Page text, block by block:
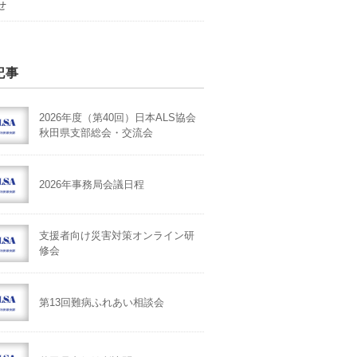
事
2026年度（第40回）日本ALS協会
秋田県支部総会・交流会
2026年事務局会議日程
支援者向け災害対策オンライン研
修会
第13回難病ふれあい相談会